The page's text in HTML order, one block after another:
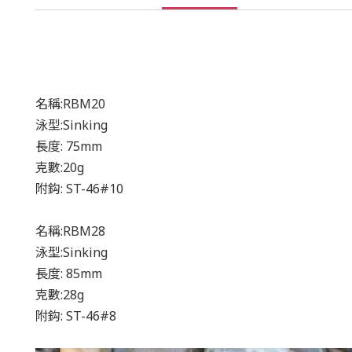
名稱:RBM20
泳型:Sinking
長度: 75mm
克數:20g
附鈎: ST-46#10
名稱:RBM28
泳型:Sinking
長度: 85mm
克數:28g
附鈎: ST-46#8